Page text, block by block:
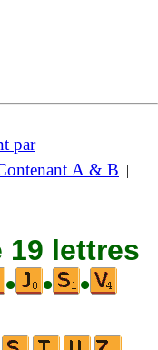
par|
A & B |
19 lettres
• • •